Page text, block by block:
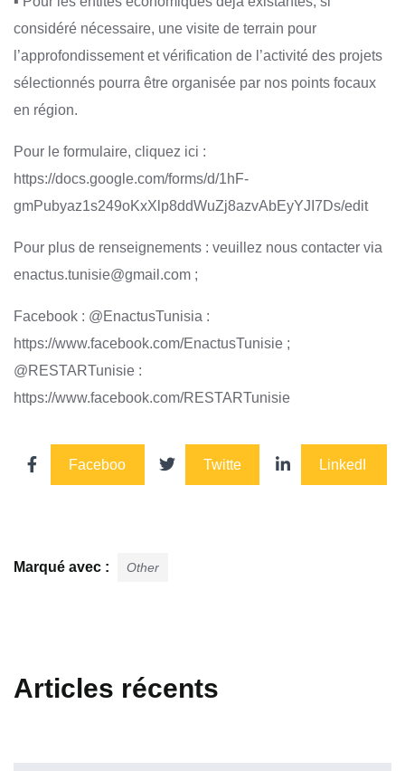
considéré nécessaire, une visite de terrain pour
l’approfondissement et vérification de l’activité des projets
sélectionnés pourra être organisée par nos points focaux
en région.
Pour le formulaire, cliquez ici :
https://docs.google.com/forms/d/1hF-
gmPubyaz1s249oKxXlp8ddWuZj8azvAbEyYJI7Ds/edit
Pour plus de renseignements : veuillez nous contacter via
enactus.tunisie@gmail.com ;
Facebook : @EnactusTunisia :
https://www.facebook.com/EnactusTunisie ;
@RESTARTunisie :
https://www.facebook.com/RESTARTunisie
Faceboo Twitte LinkedI
Marqué avec : Other
Articles récents